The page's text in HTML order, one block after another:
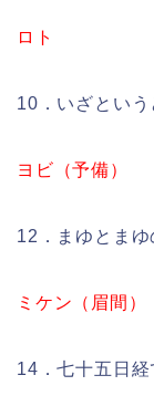
ロト
10．いざとい
ヨビ（予備）
12．まゆとまゆ
ミケン（眉間）
14．七十五日